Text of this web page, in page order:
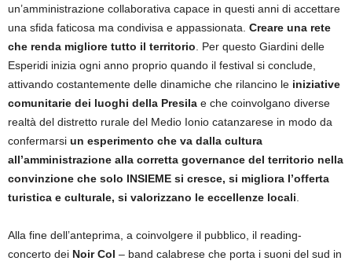
un’amministrazione collaborativa capace in questi anni di accettare
una sfida faticosa ma condivisa e appassionata. Creare una rete
che renda migliore tutto il territorio . Per questo Giardini delle
Esperidi inizia ogni anno proprio quando il festival si conclude,
attivando costantemente delle dinamiche che rilancino le iniziative
comunitarie dei luoghi della Presila e che coinvolgano diverse
realtà del distretto rurale del Medio Ionio catanzarese in modo da
confermarsi un esperimento che va dalla cultura
all’amministrazione alla corretta governance del territorio nella
convinzione che solo INSIEME si cresce, si migliora l’offerta
turistica e culturale, si valorizzano le eccellenze locali
Alla fine dell’anteprima, a coinvolgere il pubblico, il reading-
concerto dei Noir Col – band calabrese che porta i suoni del sud in